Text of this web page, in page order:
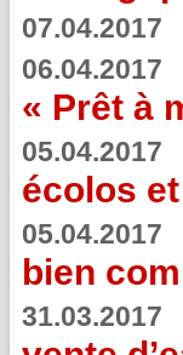
07.04.2017
06.04.2017
« Prêt à
05.04.2017
écolos
05.04.2017
bien
31.03.2017